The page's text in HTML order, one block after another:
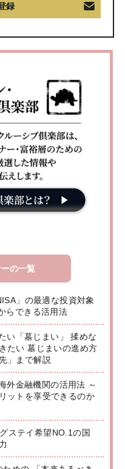
録
の一覧
」の最適な投資対象
らできる活用法
い「墓じまい」 揉めな
たい 墓じまいの進め方
」まで解説
外金融機関の活用法 ～
ットを享受できるのか
ステイ希望NO.1の国